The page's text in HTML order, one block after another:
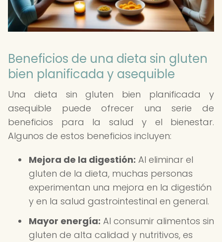
Beneficios de una dieta sin gluten
bien planificada y asequible
Una dieta sin gluten bien planificada y
asequible puede ofrecer una serie de
beneficios para la salud y el bienestar.
Algunos de estos beneficios incluyen:
Mejora de la digestión: Al eliminar el
gluten de la dieta, muchas personas
experimentan una mejora en la digestión
y en la salud gastrointestinal en general.
Mayor energía: Al consumir alimentos sin
gluten de alta calidad y nutritivos, es